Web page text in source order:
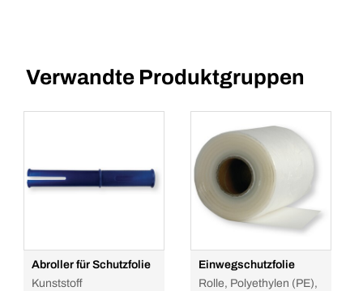
Verwandte Produktgruppen
Abroller für Schutzfolie
Kunststoff
Einwegschutzfolie
Rolle, Polyethylen (PE),